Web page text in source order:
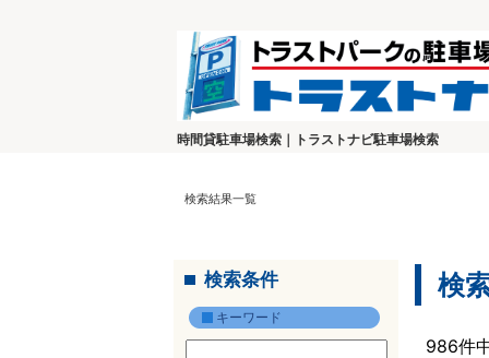
時間貸駐車場検索｜トラストナビ駐車場検索
検索結果一覧
検索条件
キーワード
検
986件